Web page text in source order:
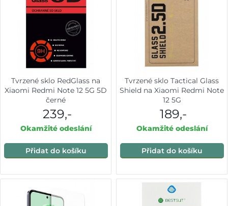
Tvrzené sklo RedGlass na
Xiaomi Redmi Note 12 5G 5D
černé
239,-
Okamžité odeslání
Přidat do košíku
Tvrzené sklo Tactical Glass
Shield na Xiaomi Redmi Note
12 5G
189,-
Okamžité odeslání
Přidat do košíku